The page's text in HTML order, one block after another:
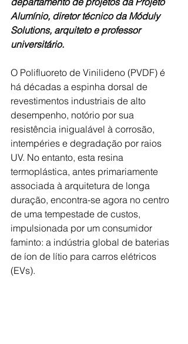
Alumínio, diretor técnico da Móduly
Solutions, arquiteto e professor
universitário.
O Polifluoreto de Vinilideno (PVDF) é
há décadas a espinha dorsal de
revestimentos industriais de alto
desempenho, notório por sua
resistência inigualável à corrosão,
intempéries e degradação por raios
UV. No entanto, esta resina
termoplástica, antes primariamente
associada à arquitetura de longa
duração, encontra-se agora no centro
de uma tempestade de custos,
impulsionada por um consumidor
faminto: a indústria global de baterias
de íon de lítio para carros elétricos
(EVs).